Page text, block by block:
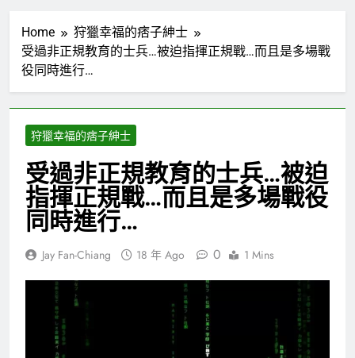
Home
狩獵幸福的痞子紳士
受過非正規教育的士兵…被迫指揮正規戰…而且是多場戰
役同時進行…
狩獵幸福的痞子紳士
受過非正規教育的士兵…被迫
指揮正規戰…而且是多場戰役
同時進行…
Jay Fan-Chiang 18 年 Ago 0 1 Mins